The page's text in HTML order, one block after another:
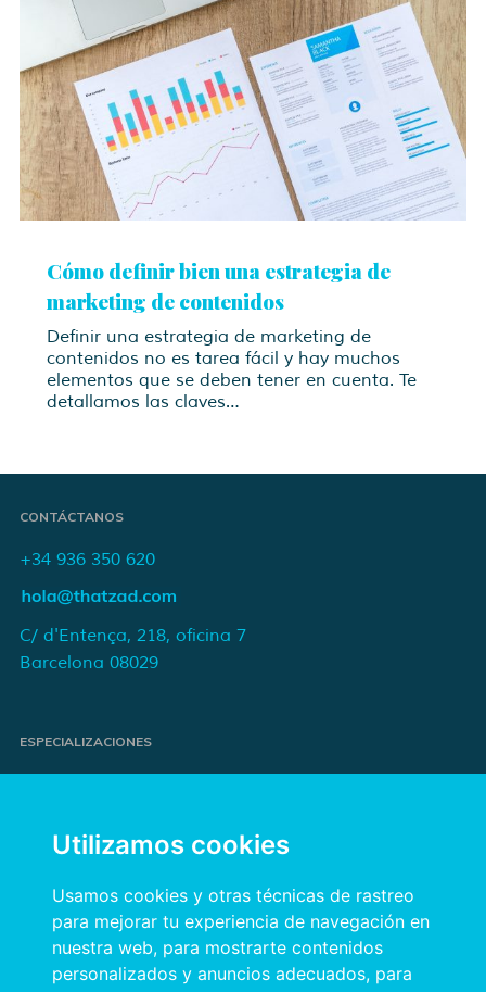
Utilizamos cookies
Usamos cookies y otras técnicas de rastreo
para mejorar tu experiencia de navegación en
nuestra web, para mostrarte contenidos
personalizados y anuncios adecuados, para
Cómo definir bien una estrategia de
marketing de contenidos
Definir una estrategia de marketing de
contenidos no es tarea fácil y hay muchos
elementos que se deben tener en cuenta. Te
detallamos las claves…
CONTÁCTANOS
+34 936 350 620
C/ d'Entença, 218, oficina 7
Barcelona 08029
ESPECIALIZACIONES
Publicidad online orientada a resultados
INFORMACIÓN